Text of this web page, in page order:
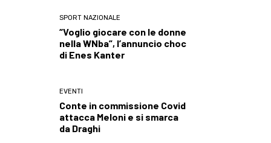
SPORT NAZIONALE
“Voglio giocare con le donne
nella WNba”, l’annuncio choc
di Enes Kanter
EVENTI
Conte in commissione Covid
attacca Meloni e si smarca
da Draghi